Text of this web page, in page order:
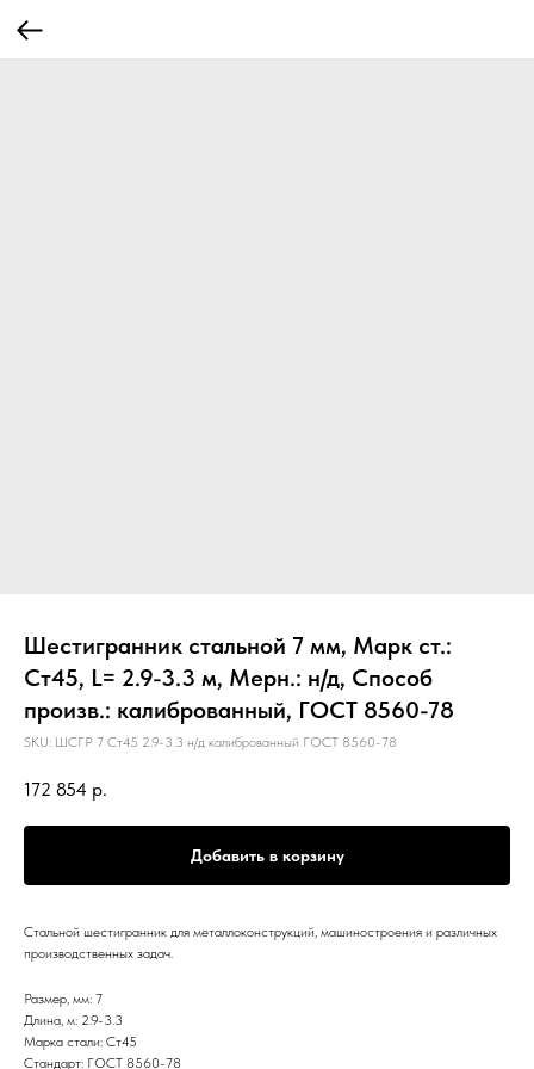
Шестигранник стальной 7 мм, Марк ст.:
Ст45, L= 2.9-3.3 м, Мерн.: н/д, Способ
произв.: калиброванный, ГОСТ 8560-78
SKU: ШСГР 7 Ст45 2.9-3.3 н/д калиброванный ГОСТ 8560-78
172 854 р.
Добавить в корзину
Стальной шестигранник для металлоконструкций, машиностроения и различных
производственных задач.
Размер, мм: 7
Длина, м: 2.9-3.3
Марка стали: Ст45
Стандарт: ГОСТ 8560-78